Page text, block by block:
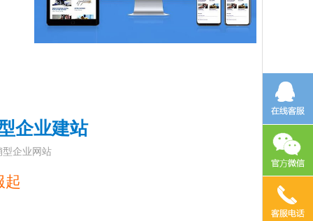
企业建站
型企业网站
起